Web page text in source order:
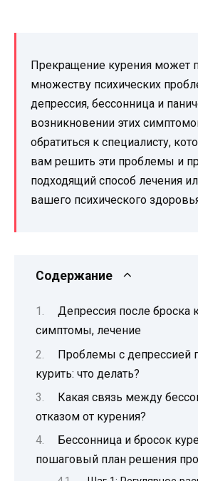
Прекращение курения может
множеству психических
депрессия, бессонница и
возникновении этих
обратиться к специалисту,
вам решить эти проблемы и
подходящий способ лечения
вашего психического
Содержание
Депрессия после броска
симптомы, лечение
Проблемы с депрессией
курить: что делать?
Какая связь между
отказом от курения?
Бессонница и бросок
пошаговый план решения